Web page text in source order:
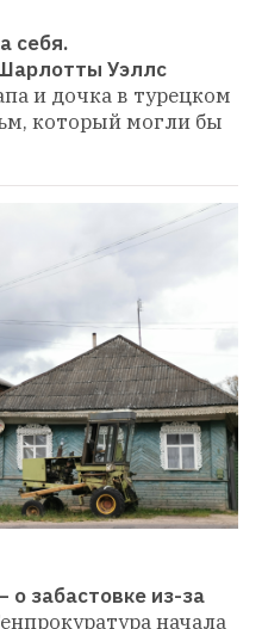
себя.
Уэллс
и дочка в турецком
который могли бы
забастовке из-за
начала